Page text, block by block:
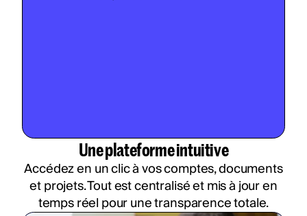
Une plateforme intuitive
Accédez en un clic à vos comptes, documents
et projets. Tout est centralisé et mis à jour en
temps réel pour une transparence totale.